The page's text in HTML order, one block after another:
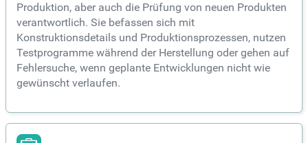
Produktion, aber auch die Prüfung von neuen Produkten
verantwortlich. Sie befassen sich mit
Konstruktionsdetails und Produktionsprozessen, nutzen
Testprogramme während der Herstellung oder gehen auf
Fehlersuche, wenn geplante Entwicklungen nicht wie
gewünscht verlaufen.